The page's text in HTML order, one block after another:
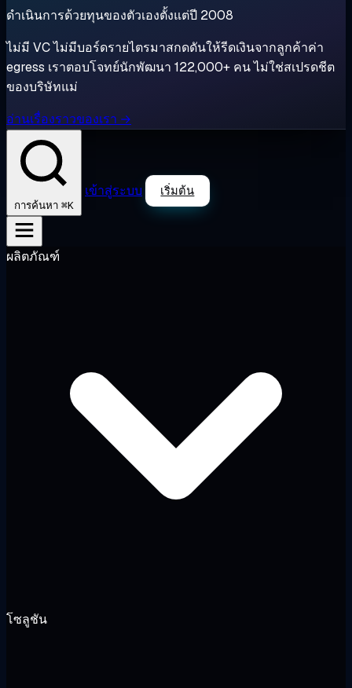
ดำเนินการด้วยทุนของตัวเองตั้งแต่ปี 2008
ไม่มี VC ไม่มีบอร์ดรายไตรมาสกดดันให้รีดเงินจากลูกค้าค่า
egress เราตอบโจทย์นักพัฒนา 122,000+ คน ไม่ใช่สเปรดชีต
ของบริษัทแม่
อ่านเรื่องราวของเรา →
การค้นหา ⌘K
เข้าสู่ระบบ เริ่มต้น
ผลิตภัณฑ์
โซลูชัน